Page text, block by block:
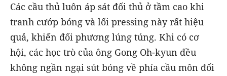
Các cầu thủ luôn áp sát đối thủ ở tầm cao khi
tranh cướp bóng và lối pressing này rất hiệu
quả, khiến đối phương lúng túng. Khi có cơ
hội, các học trò của ông Gong Oh-kyun đều
không ngần ngại sút bóng về phía cầu môn đối